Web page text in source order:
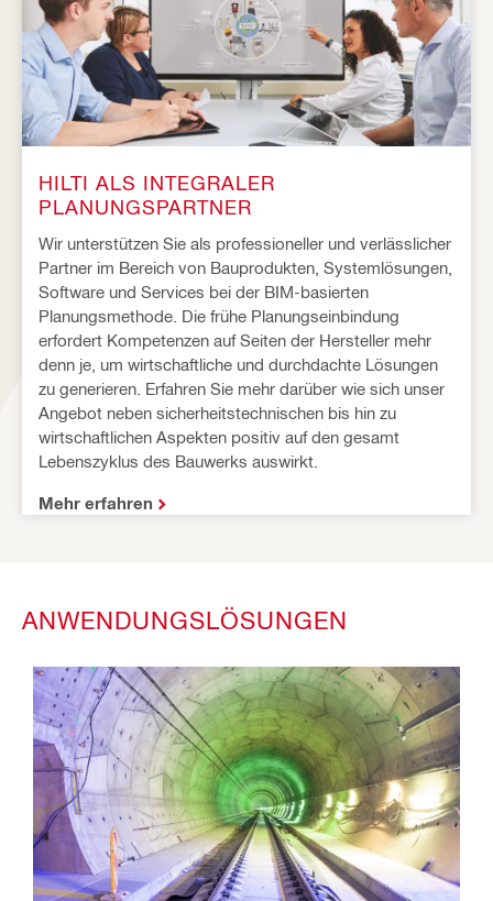
HILTI ALS INTEGRALER
PLANUNGSPARTNER
Wir unterstützen Sie als professioneller und verlässlicher
Partner im Bereich von Bauprodukten, Systemlösungen,
Software und Services bei der BIM-basierten
Planungsmethode. Die frühe Planungseinbindung
erfordert Kompetenzen auf Seiten der Hersteller mehr
denn je, um wirtschaftliche und durchdachte Lösungen
zu generieren. Erfahren Sie mehr darüber wie sich unser
Angebot neben sicherheitstechnischen bis hin zu
wirtschaftlichen Aspekten positiv auf den gesamt
Lebenszyklus des Bauwerks auswirkt.
Mehr erfahren
ANWENDUNGSLÖSUNGEN